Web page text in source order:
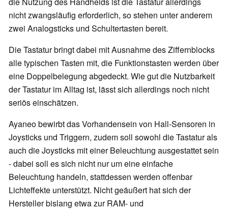
nicht zwangsläufig erforderlich, so stehen unter anderem
zwei Analogsticks und Schultertasten bereit.
Die Tastatur bringt dabei mit Ausnahme des Ziffernblocks
alle typischen Tasten mit, die Funktionstasten werden über
eine Doppelbelegung abgedeckt. Wie gut die Nutzbarkeit
der Tastatur im Alltag ist, lässt sich allerdings noch nicht
seriös einschätzen.
Ayaneo bewirbt das Vorhandensein von Hall-Sensoren in
Joysticks und Triggern, zudem soll sowohl die Tastatur als
auch die Joysticks mit einer Beleuchtung ausgestattet sein
- dabei soll es sich nicht nur um eine einfache
Beleuchtung handeln, stattdessen werden offenbar
Lichteffekte unterstützt. Nicht geäußert hat sich der
Hersteller bislang etwa zur RAM- und